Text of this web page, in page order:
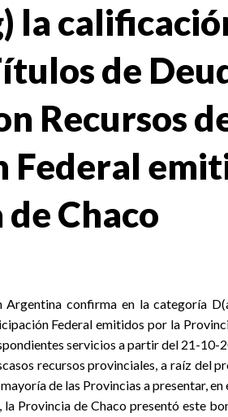
la
de
Recursos
Federal
Chaco
confirma en la categoría
Federal emitidos por la
servicios a partir del 21-10-
recursos provinciales, a raíz del
de las Provincias a presentar,
Provincia de Chaco presentó este